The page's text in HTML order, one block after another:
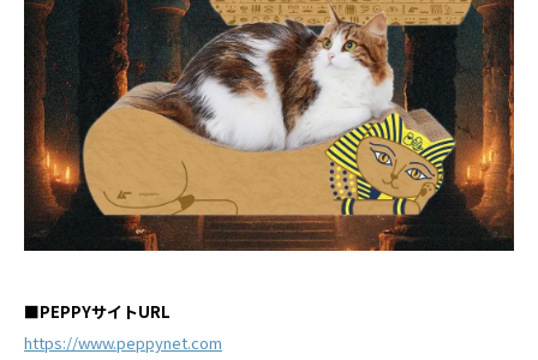
■PEPPYサイトURL
https://www.peppynet.com